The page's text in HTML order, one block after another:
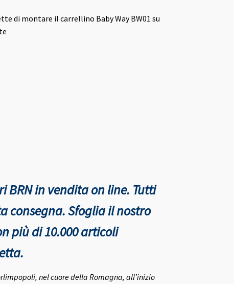
di montare il carrellino Baby Way BW01 su
BRN in vendita on line. Tutti
consegna.Sfoglia il nostro
più di 10.000 articoli
nel cuore della Romagna, all’inizio